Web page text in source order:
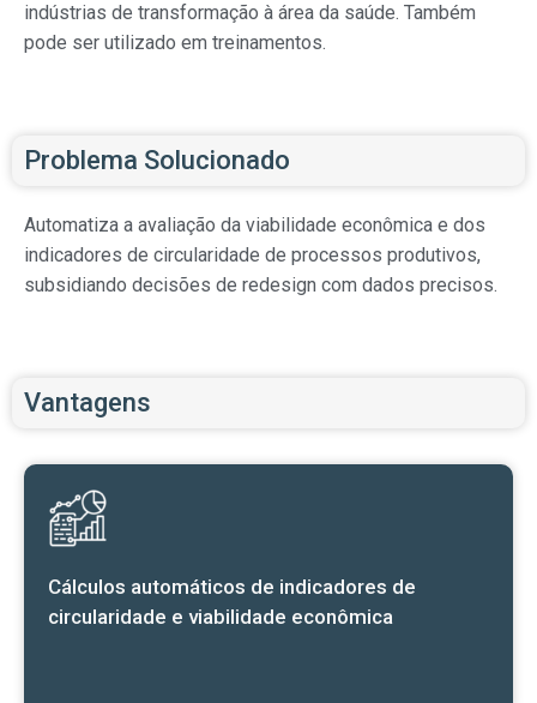
indústrias de transformação à área da saúde. Também
pode ser utilizado em treinamentos.
Problema Solucionado
Automatiza a avaliação da viabilidade econômica e dos
indicadores de circularidade de processos produtivos,
subsidiando decisões de redesign com dados precisos.
Vantagens
Cálculos automáticos de indicadores de
circularidade e viabilidade econômica